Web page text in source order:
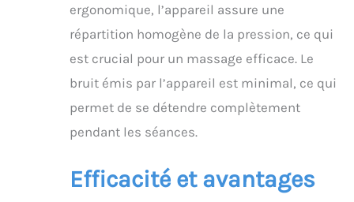
ergonomique, l’appareil assure une
répartition homogène de la pression, ce qui
est crucial pour un massage efficace. Le
bruit émis par l’appareil est minimal, ce qui
permet de se détendre complètement
pendant les séances.
Efficacité et avantages